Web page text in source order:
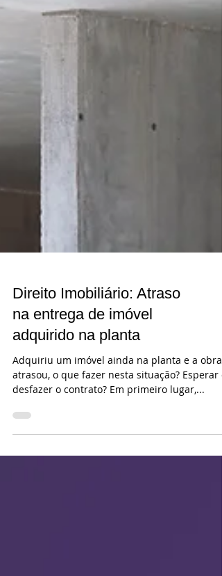
Direito Imobiliário: Atraso
na entrega de imóvel
adquirido na planta
Adquiriu um imóvel ainda na planta e a obra
atrasou, o que fazer nesta situação? Esperar